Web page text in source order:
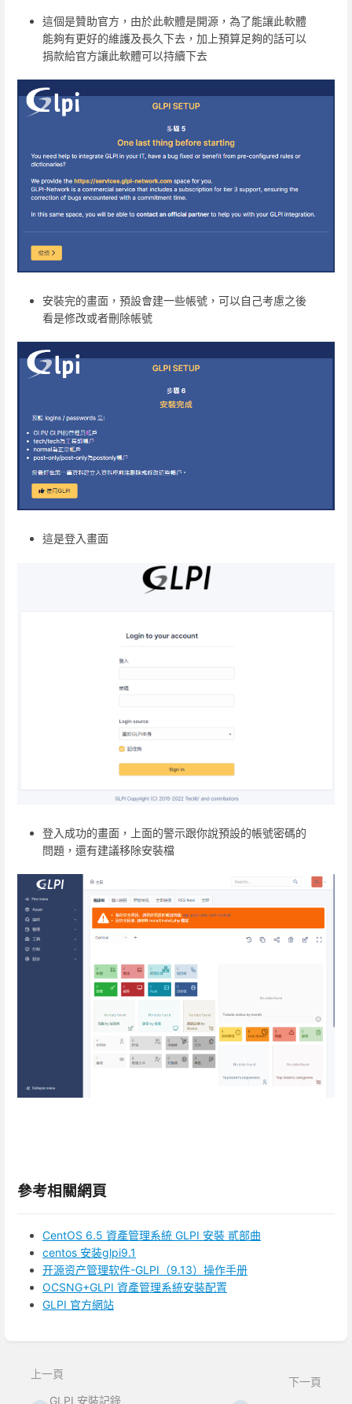
這個是贊助官方，由於此軟體是開源，為了能讓此軟體
能夠有更好的維護及長久下去，加上預算足夠的話可以
捐款給官方讓此軟體可以持續下去
安裝完的畫面，預設會建一些帳號，可以自己考慮之後
看是修改或者刪除帳號
這是登入畫面
登入成功的畫面，上面的警示跟你說預設的帳號密碼的
問題，還有建議移除安裝檔
參考相關網頁
CentOS 6.5 資產管理系統 GLPI 安裝 貳部曲
centos 安装glpi9.1
开源资产管理软件-GLPI（9.13）操作手册
OCSNG+GLPI 資產管理系統安裝配置
GLPI 官方網站
上一頁
GLPI 安裝記錄
下一頁